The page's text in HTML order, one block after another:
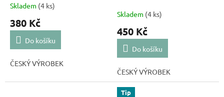
Průměrné
produktu
5,0
5
Skladem (4 ks)
380 Kč
Do košíku
ČESKÝ VÝROBEK
Skladem (4 ks)
450 Kč
Do košíku
ČESKÝ VÝROBEK
Tip